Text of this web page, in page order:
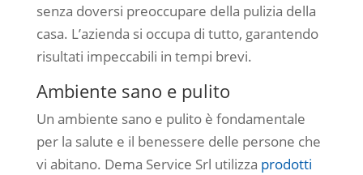
senza doversi preoccupare della pulizia della
casa. L’azienda si occupa di tutto, garantendo
risultati impeccabili in tempi brevi.
Ambiente sano e pulito
Un ambiente sano e pulito è fondamentale
per la salute e il benessere delle persone che
vi abitano. Dema Service Srl utilizza prodotti